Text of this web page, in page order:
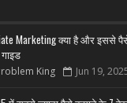
Marketing क्या है और इससे
गाइड
King Jun 19,